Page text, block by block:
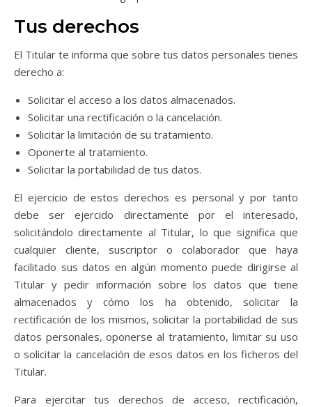
Tus derechos
El Titular te informa que sobre tus datos personales tienes
derecho a:
Solicitar el acceso a los datos almacenados.
Solicitar una rectificación o la cancelación.
Solicitar la limitación de su tratamiento.
Oponerte al tratamiento.
Solicitar la portabilidad de tus datos.
El ejercicio de estos derechos es personal y por tanto
debe ser ejercido directamente por el interesado,
solicitándolo directamente al Titular, lo que significa que
cualquier cliente, suscriptor o colaborador que haya
facilitado sus datos en algún momento puede dirigirse al
Titular y pedir información sobre los datos que tiene
almacenados y cómo los ha obtenido, solicitar la
rectificación de los mismos, solicitar la portabilidad de sus
datos personales, oponerse al tratamiento, limitar su uso
o solicitar la cancelación de esos datos en los ficheros del
Titular.
Para ejercitar tus derechos de acceso, rectificación,